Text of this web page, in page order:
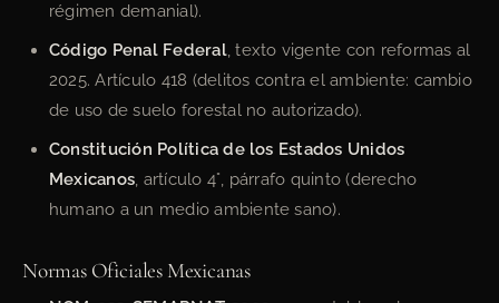
régimen demanial).
Código Penal Federal, texto vigente con reformas al
2025. Artículo 418 (delitos contra el ambiente: cambio
de uso de suelo forestal no autorizado).
Constitución Política de los Estados Unidos
Mexicanos , artículo 4°, párrafo quinto (derecho
humano a un medio ambiente sano).
Normas Oficiales Mexicanas